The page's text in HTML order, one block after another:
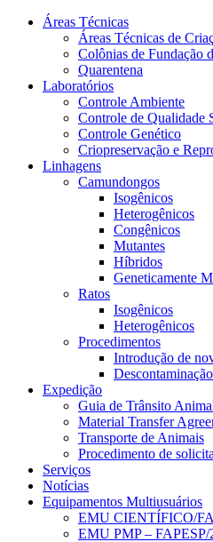
Áreas Técnicas
Áreas Técnicas de
Colônias de Fundação
Quarentena
Laboratórios
Controle Ambiente
Controle de Qualidade
Controle Genético
Criopreservação e
Linhagens
Camundongos
Isogênicos
Heterogênicos
Congênicos
Mutantes
Híbridos
Geneticamente
Ratos
Isogênicos
Heterogênicos
Procedimentos
Introdução de
Expedição
Guia de Trânsito
Material Transfer
Transporte de Animais
Procedimento de
Serviços
Notícias
Equipamentos Multiusuários
EMU CIENTÍFICO/
EMU PMP – FAPESP/